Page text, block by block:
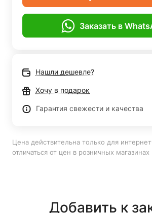
Заказать в
Нашли дешевле?
Хочу в подарок
Гарантия свежести и качества
Цена действительна только для
отличаться от цен в розничных магазинах
Добавить к